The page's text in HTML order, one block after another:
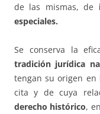
de las mismas, de
especiales.
Se conserva la
tradición jurídica
tengan su origen
cita y de cuya
derecho histórico,